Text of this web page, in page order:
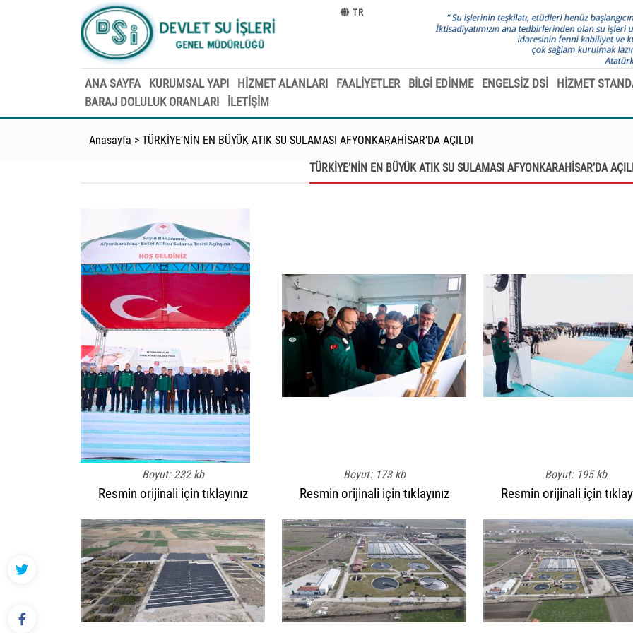
TR
ANA SAYFA KURUMSAL YAPI HİZMET ALANLARI FAALİYETLER BİLGİ EDİNME ENGELSİZ DSİ
HİZMET
BARAJ DOLULUK ORANLARI
İLETİŞİM
Anasayfa > TÜRKİYE’NİN EN BÜYÜK ATIK SU SULAMASI AFYONKARAHİSAR’DA AÇILDI
TÜRKİYE’NİN EN BÜYÜK ATIK SU SULAMASI AFYONKARAHİSAR’DA
Boyut: 232 kb
Resmin orijinali için tıklayınız
Boyut: 173 kb
Resmin orijinali için tıklayınız
Boyut: 195 kb
Resmin orijinali için